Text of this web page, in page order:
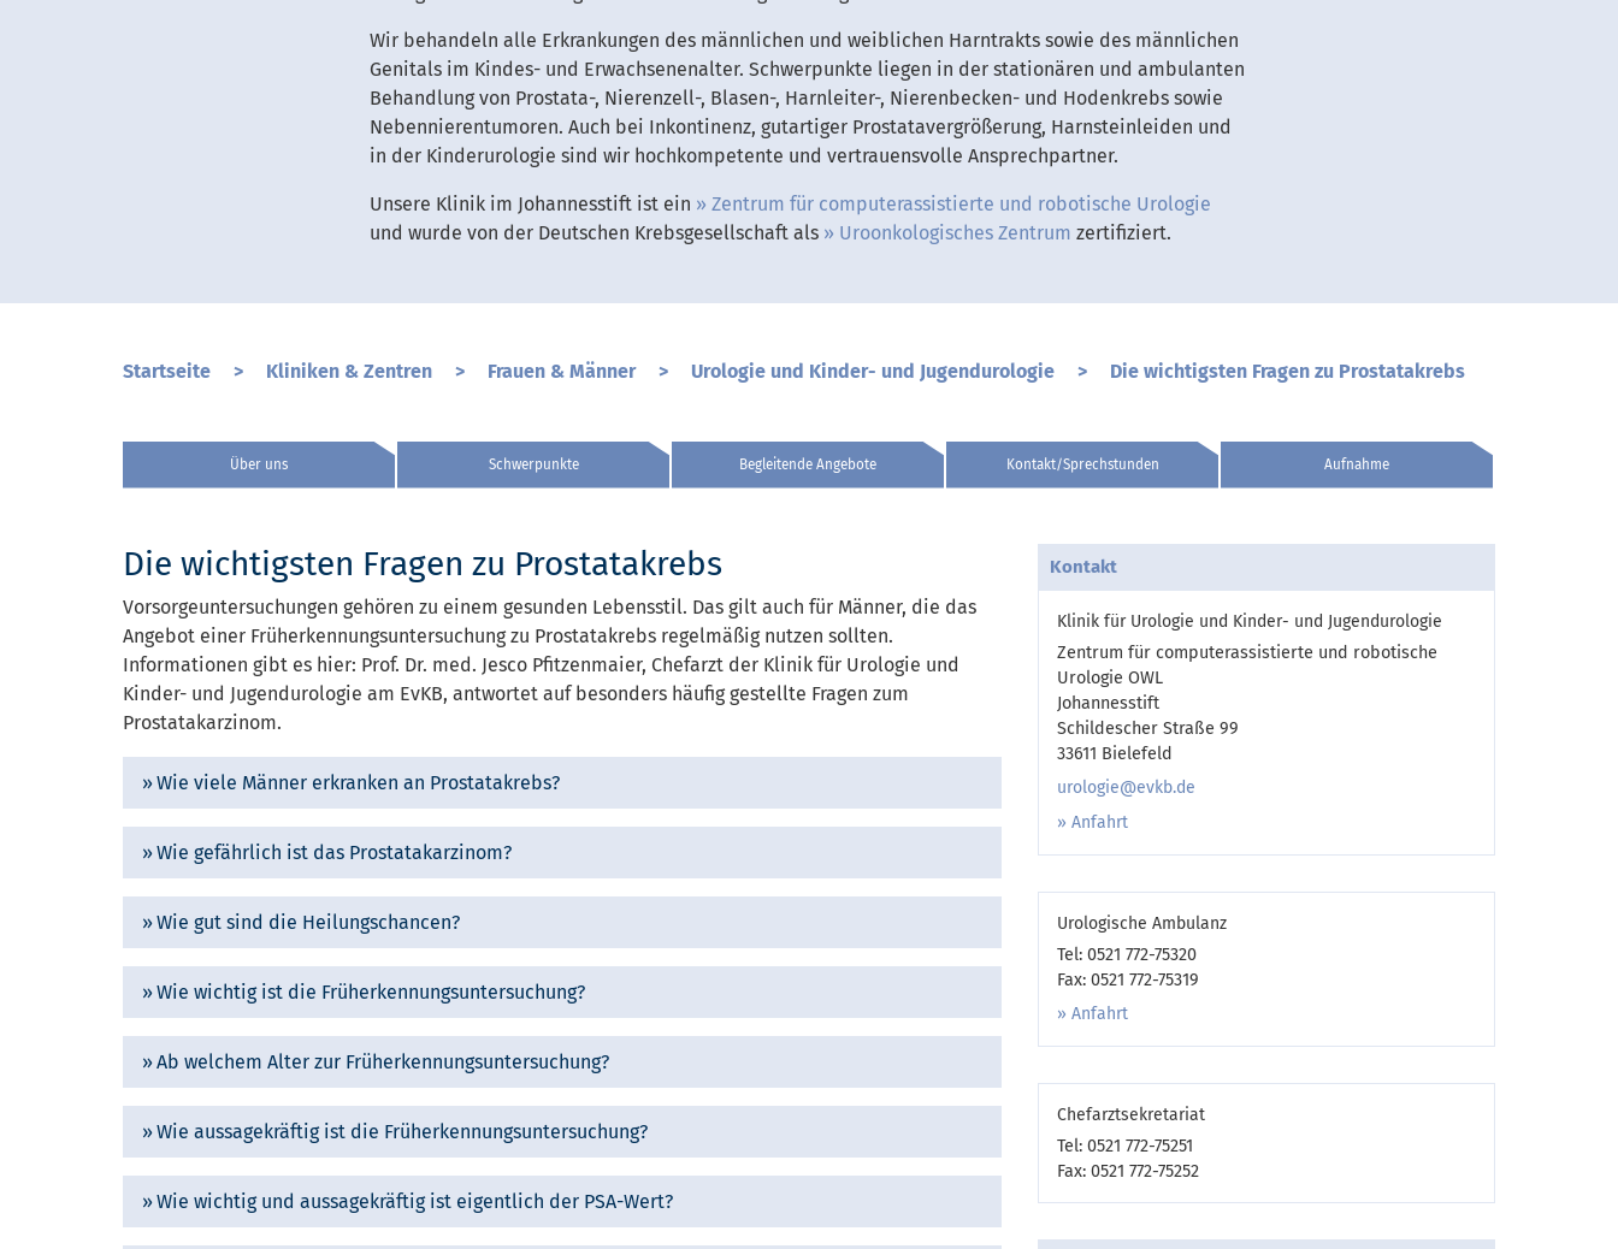
Wir behandeln alle Erkrankungen des männlichen und weiblichen Harntrakts sowie des männlichen
Genitals im Kindes- und Erwachsenenalter. Schwerpunkte liegen in der stationären und ambulanten
Behandlung von Prostata-, Nierenzell-, Blasen-, Harnleiter-, Nierenbecken- und Hodenkrebs sowie
Nebennierentumoren. Auch bei Inkontinenz, gutartiger Prostatavergrößerung, Harnsteinleiden und
in der Kinderurologie sind wir hochkompetente und vertrauensvolle Ansprechpartner.
Unsere Klinik im Johannesstift ist ein
Zentrum für computerassistierte und robotische Urologie
und wurde von der Deutschen Krebsgesellschaft als
Uroonkologisches Zentrum zertifiziert.
Startseite > Kliniken & Zentren > Frauen & Männer > Urologie und Kinder- und Jugendurologie > Die wichtigsten Fragen zu Prostatakrebs
Über uns Schwerpunkte Begleitende Angebote Kontakt/Sprechstunden Aufnahme
Die wichtigsten Fragen zu Prostatakrebs
Vorsorgeuntersuchungen gehören zu einem gesunden Lebensstil. Das gilt auch für Männer, die das
Angebot einer Früherkennungsuntersuchung zu Prostatakrebs regelmäßig nutzen sollten.
Informationen gibt es hier: Prof. Dr. med. Jesco Pfitzenmaier, Chefarzt der Klinik für Urologie und
Kinder- und Jugendurologie am EvKB, antwortet auf besonders häufig gestellte Fragen zum
Prostatakarzinom.
Wie viele Männer erkranken an Prostatakrebs?
Wie gefährlich ist das Prostatakarzinom?
Wie gut sind die Heilungschancen?
Wie wichtig ist die Früherkennungsuntersuchung?
Ab welchem Alter zur Früherkennungsuntersuchung?
Wie aussagekräftig ist die Früherkennungsuntersuchung?
Wie wichtig und aussagekräftig ist eigentlich der PSA-Wert?
Kontakt
Klinik für Urologie und Kinder- und Jugendurologie
Zentrum für computerassistierte und robotische
Urologie OWL
Johannesstift
Schildescher Straße 99
33611 Bielefeld
urologie@evkb.de
Anfahrt
Urologische Ambulanz
Tel: 0521 772-75320
Fax: 0521 772-75319
Anfahrt
Chefarztsekretariat
Tel: 0521 772-75251
Fax: 0521 772-75252